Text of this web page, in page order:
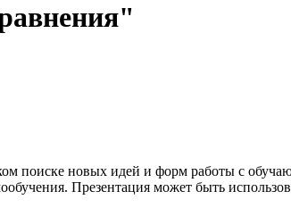
поиске новых идей и форм работы с
Презентация может быть